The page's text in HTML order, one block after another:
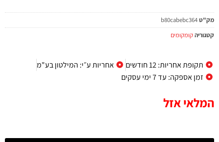
מק"טb80cabebc364
קטגוריהקומקומים
תקופת אחריות: 12 חודשים
אחריות ע״י: המילטון בע"מ
זמן אספקה: עד 7 ימי עסקים
המלאי אזל